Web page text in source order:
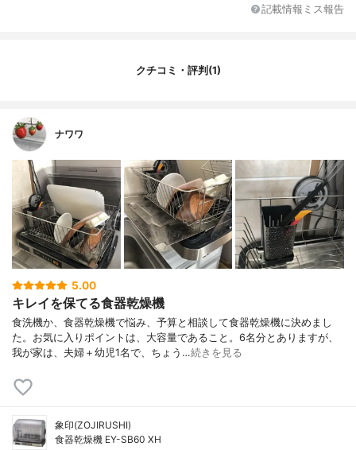
2016年 3月21日
記載情報ミス報告
クチコミ・評判(1)
ナワワ
5.00
キレイを保てる食器乾燥機
食洗機か、食器乾燥機で悩み、予算と相談して食器乾燥機に決めまし
た。お気に入りポイントは、大容量であること。6名分とありますが、
我が家は、夫婦＋幼児1名で、ちょう…続きを見る
象印(ZOJIRUSHI)
食器乾燥機 EY-SB60 XH